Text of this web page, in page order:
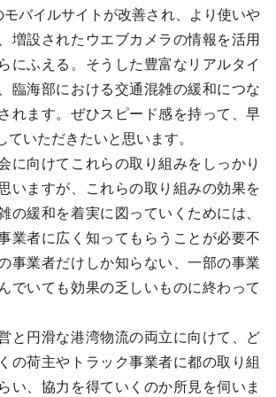
バイルサイトが改善され、より使いや
増設されたウエブカメラの情報を活用
にふえる。そうした豊富なリアルタイ
臨海部における交通混雑の緩和につな
れます。ぜひスピード感を持って、早
ていただきたいと思います。
に向けてこれらの取り組みをしっかり
いますが、これらの取り組みの効果を
の緩和を着実に図っていくためには、
業者に広く知ってもらうことが必要不
事業者だけしか知らない、一部の事業
でいても効果の乏しいものに終わって
と円滑な港湾物流の両立に向けて、ど
の荷主やトラック事業者に都の取り組
い、協力を得ていくのか所見を伺いま